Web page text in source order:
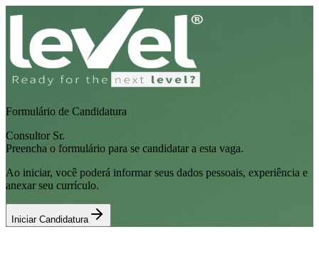
Formulário de Candidatura
Consultor Sr.
Preencha o formulário para se candidatar a esta vaga.
Ao iniciar, você poderá informar seus dados pessoais, experiência e
anexar seu currículo.
Iniciar Candidatura